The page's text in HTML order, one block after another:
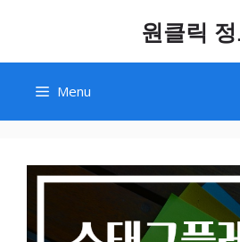
content
원클릭
Menu